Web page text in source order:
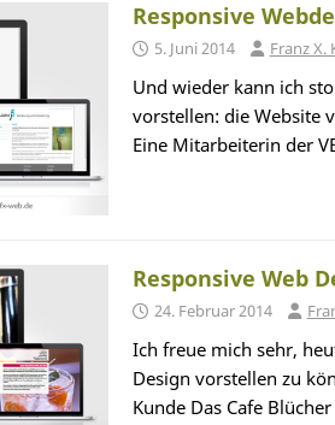
Responsive
5. Juni 2014 Franz X.
Und wieder kann ich
vorstellen: die Website
Eine Mitarbeiterin der
Responsive Web
24. Februar 2014
Ich freue mich sehr,
Design vorstellen zu
Kunde Das Cafe